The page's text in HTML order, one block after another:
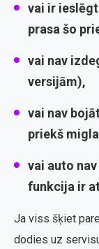
vai ir
prasa šo
vai nav
versijām),
vai nav
priekš
vai auto
funkcija ir
Ja viss šķiet
dodies uz